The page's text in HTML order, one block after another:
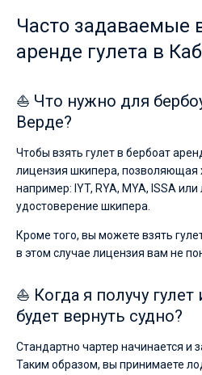
Часто задаваемые
аренде гулета в
⛵ Что нужно для
Верде?
Чтобы взять гулет в бербоат
лицензия шкипера, позволяющая
например: IYT, RYA, MYA, ISSA
удостоверение шкипера.
Кроме того, вы можете взять
в этом случае лицензия вам не
⛵ Когда я получу
будет вернуть судно?
Стандартно чартер начинается и
Таким образом, вы принимаете